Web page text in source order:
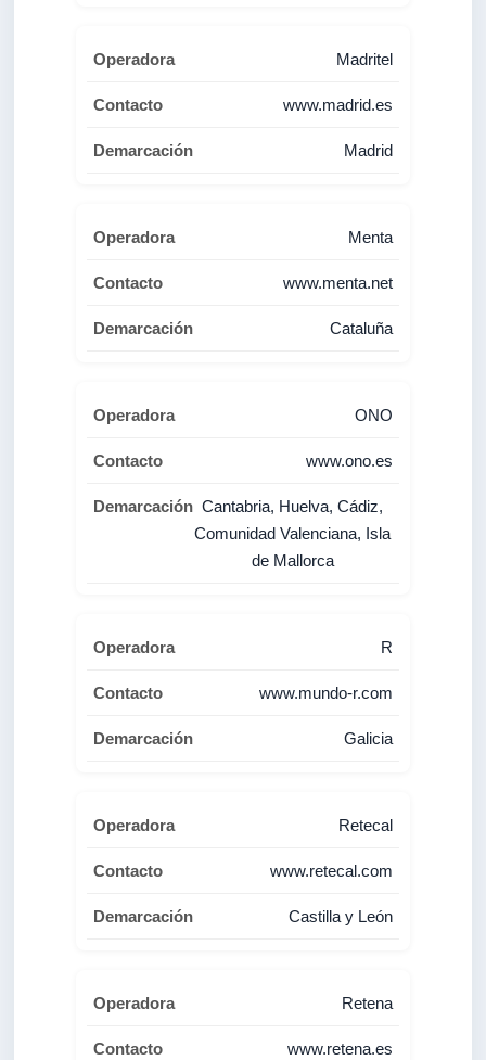
Madritel
www.madrid.es
Madrid
Menta
www.menta.net
Cataluña
ONO
www.ono.es
Cantabria, Huelva, Cádiz,
Comunidad Valenciana, Isla
de Mallorca
R
www.mundo-r.com
Galicia
Retecal
www.retecal.com
Castilla y León
Retena
www.retena.es